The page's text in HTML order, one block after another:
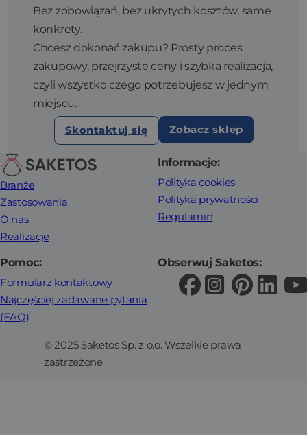
Bez zobowiązań, bez ukrytych kosztów, same
konkrety.
Chcesz dokonać zakupu? Prosty proces
zakupowy, przejrzyste ceny i szybka realizacja,
czyli wszystko czego potrzebujesz w jednym
miejscu.
Skontaktuj się Zobacz sklep
Branże
Zastosowania
O nas
Realizacje
Informacje:
Polityka cookies
Polityka prywatności
Regulamin
Pomoc:
Formularz kontaktowy
Najczęściej zadawane pytania
(FAQ)
Obserwuj Saketos:
© 2025 Saketos Sp. z o.o. Wszelkie prawa
zastrzeżone